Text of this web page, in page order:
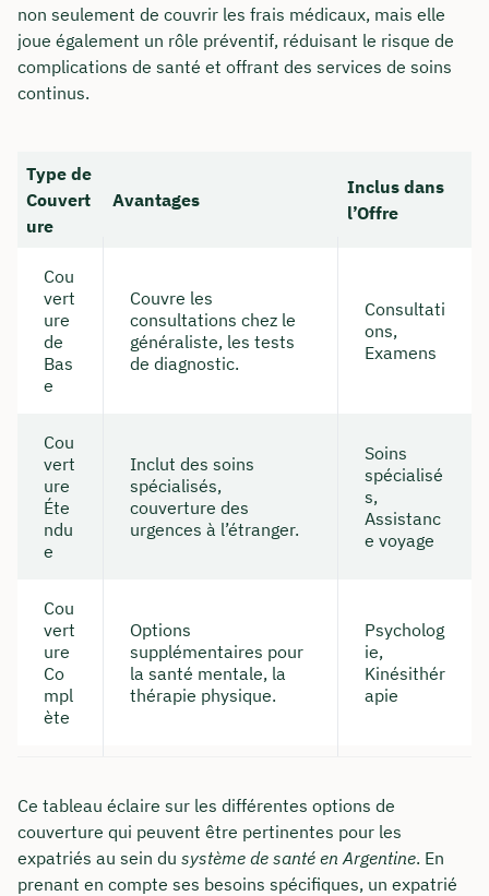
non seulement de couvrir les frais médicaux, mais elle
joue également un rôle préventif, réduisant le risque de
complications de santé et offrant des services de soins
continus.
Type de
Couvert
ure
Avantages
Inclus dans
l’Offre
Cou
vert
ure
de
Bas
e
Couvre les
consultations chez le
généraliste, les tests
de diagnostic.
Consultati
ons,
Examens
Cou
vert
ure
Éte
ndu
e
Inclut des soins
spécialisés,
couverture des
urgences à l’étranger.
Soins
spécialisé
s,
Assistanc
e voyage
Cou
vert
ure
Co
mpl
ète
Options
supplémentaires pour
la santé mentale, la
thérapie physique.
Psycholog
ie,
Kinésithér
apie
Ce tableau éclaire sur les différentes options de
couverture qui peuvent être pertinentes pour les
expatriés au sein du système de santé en Argentine. En
prenant en compte ses besoins spécifiques, un expatrié